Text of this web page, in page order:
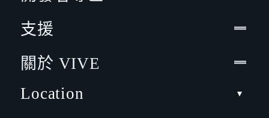
支援
關於 VIVE
Location